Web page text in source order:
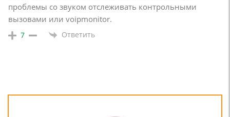
проблемы со звуком отслеживать контрольными
вызовами или voipmonitor.
7 Ответить